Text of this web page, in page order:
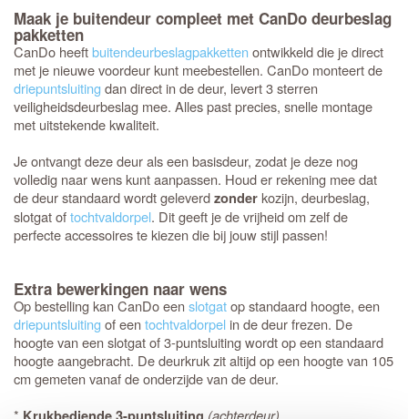
Maak je buitendeur compleet met CanDo deurbeslag
pakketten
CanDo heeftbuitendeurbeslagpakketten ontwikkeld die je direct
met je nieuwe voordeur kunt meebestellen. CanDo monteert de
driepuntsluitingdan direct in de deur, levert 3 sterren
veiligheidsdeurbeslag mee. Alles past precies, snelle montage
met uitstekende kwaliteit.
Je ontvangt deze deur als een basisdeur, zodat je deze nog
volledig naar wens kunt aanpassen. Houd er rekening mee dat
de deur standaard wordt geleverdzonderkozijn, deurbeslag,
slotgat oftochtvaldorpel. Dit geeft je de vrijheid om zelf de
perfecte accessoires te kiezen die bij jouw stijl passen!
Extra bewerkingen naar wens
Op bestelling kan CanDo eenslotgatop standaard hoogte, een
driepuntsluitingof eentochtvaldorpel in de deur frezen. De
hoogte van een slotgat of 3-puntsluiting wordt op een standaard
hoogte aangebracht. De deurkruk zit altijd op een hoogte van 105
cm gemeten vanaf de onderzijde van de deur.
*
(achterdeur)